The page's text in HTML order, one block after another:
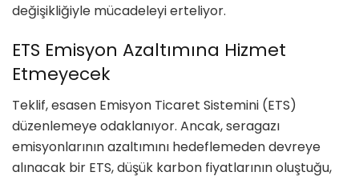
değişikliğiyle mücadeleyi erteliyor.
ETS Emisyon Azaltımına Hizmet
Etmeyecek
Teklif, esasen Emisyon Ticaret Sistemini (ETS)
düzenlemeye odaklanıyor. Ancak, seragazı
emisyonlarının azaltımını hedeflemeden devreye
alınacak bir ETS, düşük karbon fiyatlarının oluştuğu,